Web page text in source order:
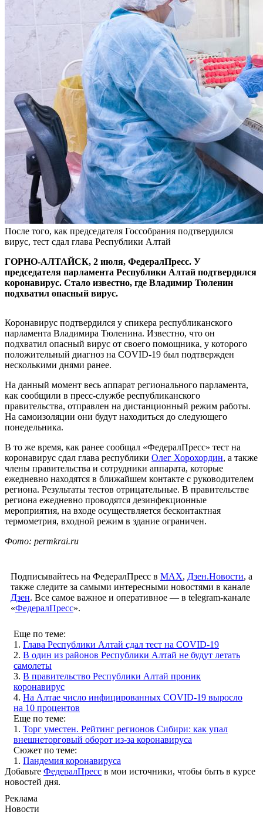
После того, как председателя Госсобрания подтвердился
вирус, тест сдал глава Республики Алтай
ГОРНО-АЛТАЙСК, 2 июля, ФедералПресс. У
председателя парламента Республики Алтай подтвердился
коронавирус. Стало известно, где Владимир Тюленин
подхватил опасный вирус.
Коронавирус подтвердился у спикера республиканского
парламента Владимира Тюленина. Известно, что он
подхватил опасный вирус от своего помощника, у которого
положительный диагноз на COVID-19 был подтвержден
несколькими днями ранее.
На данный момент весь аппарат регионального парламента,
как сообщили в пресс-службе республиканского
правительства, отправлен на дистанционный режим работы.
На самоизоляции они будут находиться до следующего
понедельника.
В то же время, как ранее сообщал «ФедералПресс» тест на
коронавирус сдал глава республики Олег Хорохордин, а также
члены правительства и сотрудники аппарата, которые
ежедневно находятся в ближайшем контакте с руководителем
региона. Результаты тестов отрицательные. В правительстве
региона ежедневно проводятся дезинфекционные
мероприятия, на входе осуществляется бесконтактная
термометрия, входной режим в здание ограничен.
Фото: permkrai.ru
Подписывайтесь на ФедералПресс в МАХ, Дзен.Новости, а
также следите за самыми интересными новостями в канале
Дзен. Все самое важное и оперативное — в telegram-канале
«ФедералПресс».
Еще по теме:
1. Глава Республики Алтай сдал тест на COVID-19
2. В один из районов Республики Алтай не будут летать
самолеты
3. В правительство Республики Алтай проник
коронавирус
4. На Алтае число инфицированных COVID-19 выросло
на 10 процентов
Еще по теме:
1. Торг уместен. Рейтинг регионов Сибири: как упал
внешнеторговый оборот из-за коронавируса
Сюжет по теме:
1. Пандемия коронавируса
Добавьте ФедералПресс в мои источники, чтобы быть в курсе
новостей дня.
Реклама
Новости